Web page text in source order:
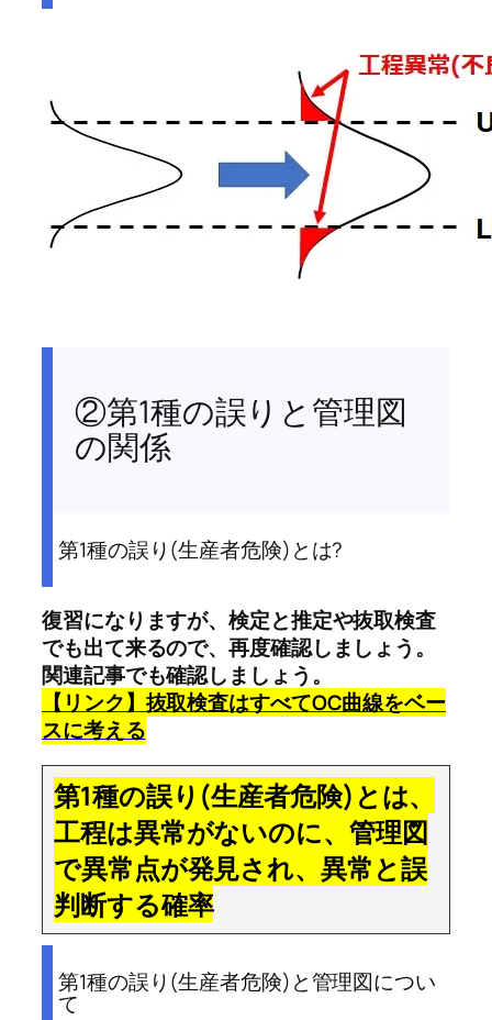
②第1種の誤りと管理図
の関係
第1種の誤り(生産者危険)とは?
復習になりますが、検定と推定や抜取検査
でも出て来るので、再度確認しましょう。
関連記事でも確認しましょう。
【リンク】抜取検査はすべてOC曲線をベー
スに考える
第1種の誤り(生産者危険)とは、
工程は異常がないのに、管理図
で異常点が発見され、異常と誤
判断する確率
第1種の誤り(生産者危険)と管理図につい
て